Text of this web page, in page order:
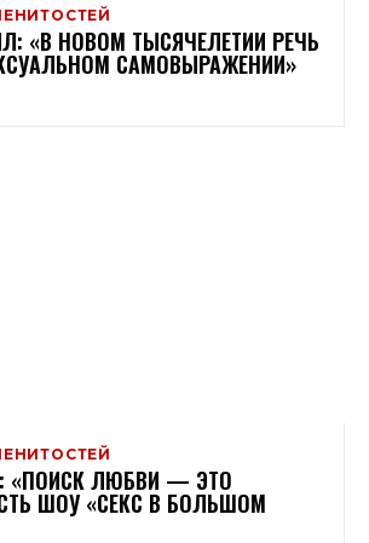
«В НОВОМ ТЫСЯЧЕЛЕТИИ РЕЧЬ
САМОВЫРАЖЕНИИ»
«ПОИСК ЛЮБВИ — ЭТО
ШОУ «СЕКС В БОЛЬШОМ